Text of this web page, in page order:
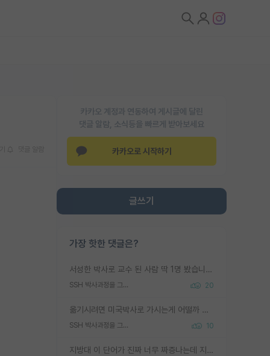
카카오 계정과 연동하여 게시글에 달린
댓글 알람, 소식등을 빠르게 받아보세요
카카오로 시작하기
글쓰기
가장 핫한 댓글은?
서성한 박사로 교수 된 사람 딱 1명 봤습니다. 근데 지방대 박사로 교수된 거는 기적이 일어나야되요. 서성한 학부부터여도 빡센게 교수임용일텐데 지방대박사로 무슨 교수가 되나요...... 중소기업/중견기업 팀장급/연구소장급이나 될거 같네요.
SSH 박사과정을 그만두고 지방대 박사로 옮기면 교수의 꿈은 끝일까요? 20
옮기시려면 미국박사로 가시는게 어떨까 싶네요. 교수가 꿈이면 미국박사 하고 미국교수 까지 같이 노리시는게 기회가 많지 않을까요?
SSH 박사과정을 그만두고 지방대 박사로 옮기면 교수의 꿈은 끝일까요? 10
지방대 이 단어가 진짜 너무 짜증나는데 지방대면 다 그냥 쓰레기인가요? 무슨 말 같지도 않은 댓글들이 있는건지??? 지방에도 충분히 좋은 대학 많고 충분히 잘하는 교수님들 많습니다 포항공대 4개 IST 대표 지거국들 여기 모두 다 지방에 있고 여기 출신들 중에 교수하는 분들 적지 않습니다 지거국 출신이 무슨 교수를 하냐?라고 생각할 사람들 많은데 상위 대표 지거국에 아웃라이어들 많습니다 결국 개인의 연구역량과 실적이 중요합니다 이 역량을 펼치는데 있어서 지도교수와의 합도 중요합니다. 그리고 경력이 필요하면 해외포닥까지 다녀오세요